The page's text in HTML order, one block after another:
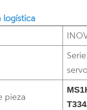
logística
pieza